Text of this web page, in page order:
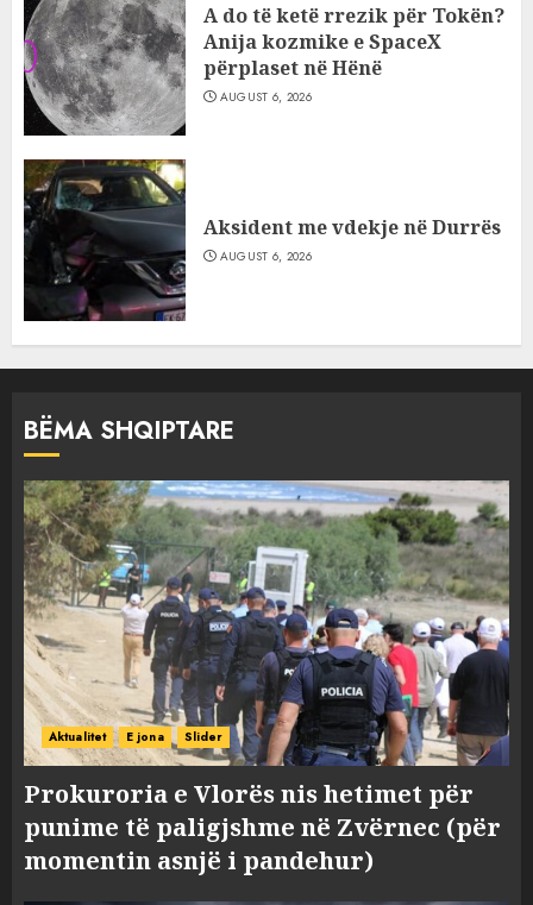
A do të ketë rrezik për Tokën?
Anija kozmike e SpaceX
përplaset në Hënë
AUGUST 6, 2026
Aksident me vdekje në Durrës
AUGUST 6, 2026
BËMA SHQIPTARE
Aktualitet E jona Slider
Prokuroria e Vlorës nis hetimet për
punime të paligjshme në Zvërnec (për
momentin asnjë i pandehur)